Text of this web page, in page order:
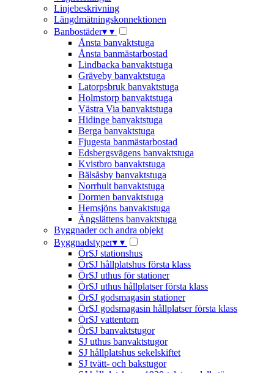
Linjebeskrivning
Längdmätningskonnektionen
Banbostäder▾ ▾
Ånsta banvaktstuga
Ånsta banmästarbostad
Lindbacka banvaktstuga
Gräveby banvaktstuga
Latorpsbruk banvaktstuga
Holmstorp banvaktstuga
Västra Via banvaktstuga
Hidinge banvaktstuga
Berga banvaktstuga
Fjugesta banmästarbostad
Edsbergsvägens banvaktstuga
Kvistbro banvaktstuga
Bälsåsby banvaktstuga
Norrhult banvaktstuga
Dormen banvaktstuga
Hemsjöns banvaktstuga
Ängslättens banvaktstuga
Byggnader och andra objekt
Byggnadstyper▾ ▾
ÖrSJ stationshus
ÖrSJ hållplatshus första klass
ÖrSJ uthus för stationer
ÖrSJ uthus hållplatser första klass
ÖrSJ godsmagasin stationer
ÖrSJ godsmagasin hållplatser första klass
ÖrSJ vattentorn
ÖrSJ banvaktstugor
SJ uthus banvaktstugor
SJ hållplatshus sekelskiftet
SJ tvätt- och bakstugor